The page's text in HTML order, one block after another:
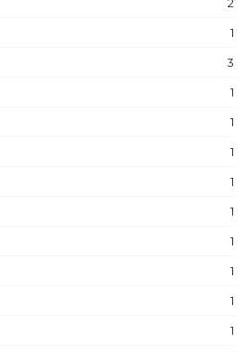
1
3
1
1
1
1
1
1
1
1
1